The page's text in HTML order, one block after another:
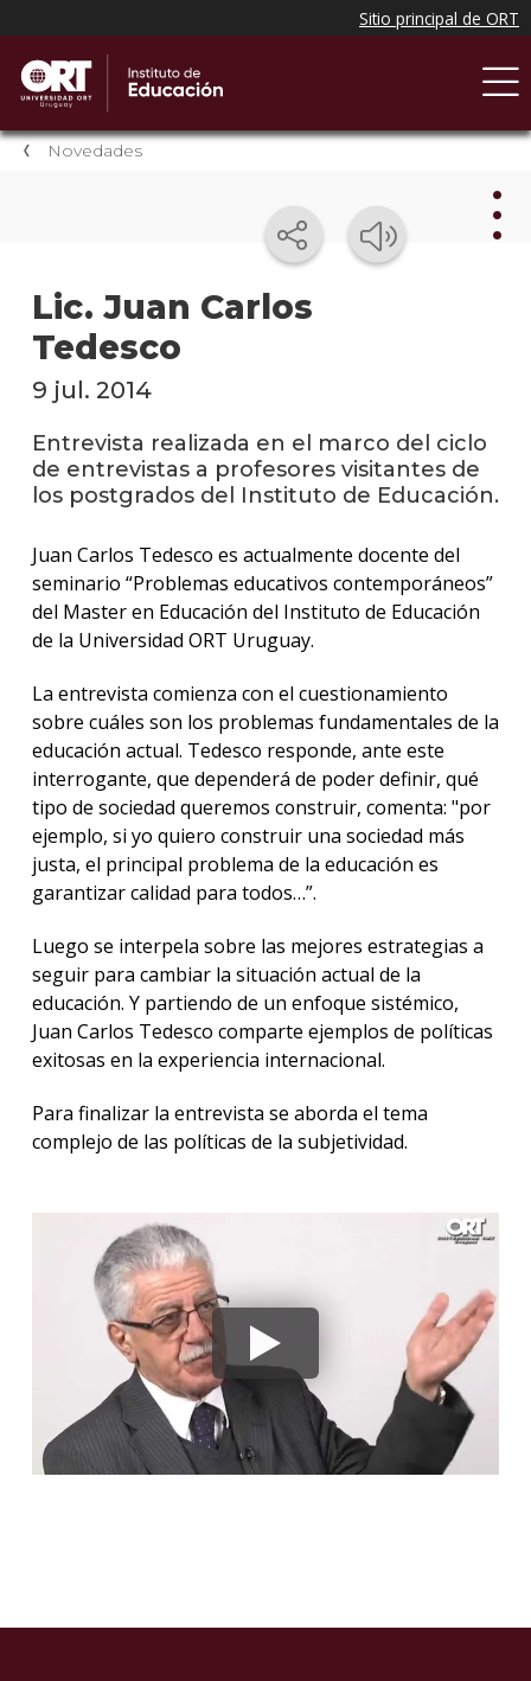
Novedades
Lic. Juan Carlos
Tedesco
los
Blog
de
9 jul. 2014
Entrevista realizada en el marco del ciclo
de entrevistas a profesores visitantes de
los postgrados del Instituto de Educación.
Juan Carlos Tedesco es actualmente docente del
seminario “Problemas educativos contemporáneos”
del Master en Educación del Instituto de Educación
de la Universidad ORT Uruguay.
La entrevista comienza con el cuestionamiento
sobre cuáles son los problemas fundamentales de la
educación actual. Tedesco responde, ante este
interrogante, que dependerá de poder definir, qué
tipo de sociedad queremos construir, comenta: "por
ejemplo, si yo quiero construir una sociedad más
justa, el principal problema de la educación es
garantizar calidad para todos…”.
Luego se interpela sobre las mejores estrategias a
seguir para cambiar la situación actual de la
educación. Y partiendo de un enfoque sistémico,
Juan Carlos Tedesco comparte ejemplos de políticas
exitosas en la experiencia internacional.
Para finalizar la entrevista se aborda el tema
complejo de las políticas de la subjetividad.